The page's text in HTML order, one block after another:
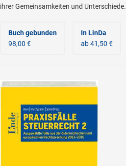
ihrer Gemeinsamkeiten und Unterschiede.
Buch gebunden
98,00 €
In LinDa
ab 41,50 €